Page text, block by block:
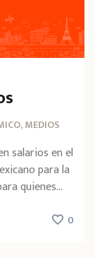
MEDIOS
salarios en el
para la
quienes...
0